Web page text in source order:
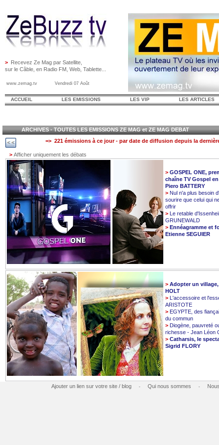
> Recevez Ze Mag par Satellite,
sur le Câble, en Radio FM, Web, Tablette...
www.zemag.tv Vendredi 07 Août
ACCUEIL LES EMISSIONS LES VIP LES ARTICLES
ARCHIVES - TOUTES LES EMISSIONS ZE MAG et ZE MAG DEBAT
=> 221 émissions à ce jour - par date de diffusion depuis la
> Afficher uniquement les débats
> GOSPEL ONE,
chaîne TV Gospel
Piero BATTERY
> Nul n'a plus besoin
sourire que celui qui
offrir
> Le retable
GRUNEWALD
> Ennéagramme et
Etienne SEGUIER
> Adopter un
HOLT
> L'accessoire et
ARISTOTE
> EGYPTE, des
du commun
> Diogène, pauvreté
richesse - Jean Léon
> Catharsis, le
Sigrid FLORY
Ajouter un lien sur votre site / blog - Qui nous sommes -